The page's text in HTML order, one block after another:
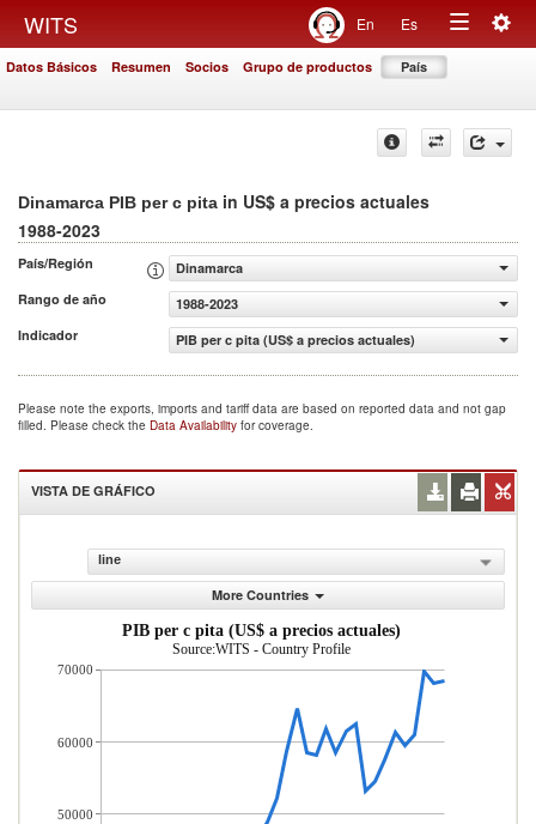
WITS En Es
Toggle
Datos Básicos Resumen Socios Grupo de productos País
Dinamarca PIB per c pita in US$ a precios actuales
1988-2023
País/Región
Dinamarca
Rango de año
1988-2023
Indicador
PIB per c pita (US$ a precios actuales)
Please note the exports, imports and tariff data are based on reported data and not gap
filled. Please check the Data Availability for coverage.
VISTA DE GRÁFICO
line
More Countries
PIB per c pita (US$ a precios actuales)
Source:WITS - Country Profile
70000
60000
50000